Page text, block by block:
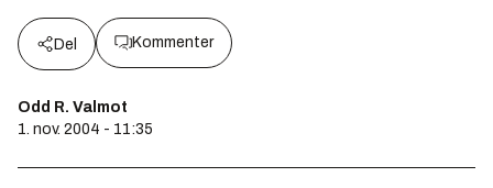
Del Kommenter
Odd R. Valmot
1. nov. 2004 - 11:35